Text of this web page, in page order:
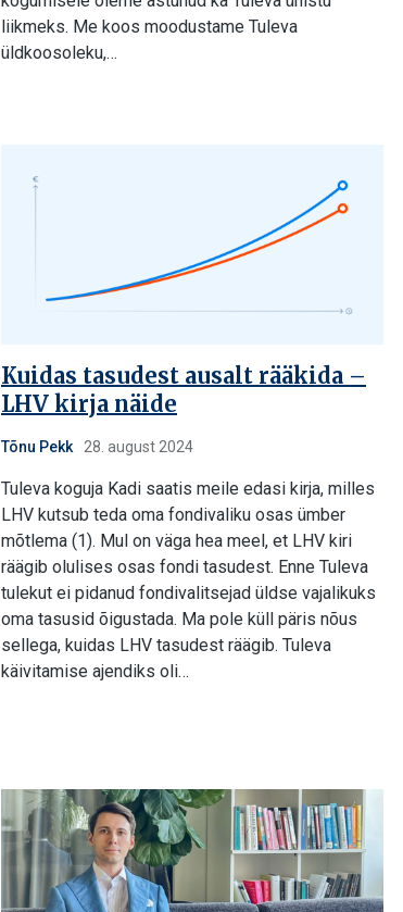
liikmeks. Me koos moodustame Tuleva
üldkoosoleku,…
Kuidas tasudest ausalt rääkida –
LHV kirja näide
Tõnu Pekk 28. august 2024
Tuleva koguja Kadi saatis meile edasi kirja, milles
LHV kutsub teda oma fondivaliku osas ümber
mõtlema (1). Mul on väga hea meel, et LHV kiri
räägib olulises osas fondi tasudest. Enne Tuleva
tulekut ei pidanud fondivalitsejad üldse vajalikuks
oma tasusid õigustada. Ma pole küll päris nõus
sellega, kuidas LHV tasudest räägib. Tuleva
käivitamise ajendiks oli…